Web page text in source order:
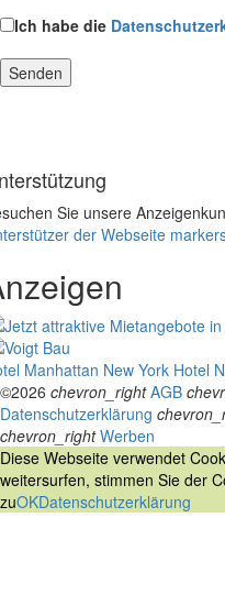
Ich habe die
Sie unsere
der Webseite
Manhattan New York Hotel
©2026 chevron_right AGB
Datenschutzerklärung
chevron_right Werben
Diese Webseite verwendet
weitersurfen, stimmen Sie der
zuOKDatenschutzerklärung